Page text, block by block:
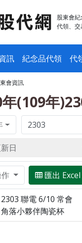
股東會
代領、交
訊 紀念品代領 代
會資訊
(109年
日
匯出
2303 聯電 6/10 常會
角落小夥伴陶瓷杯